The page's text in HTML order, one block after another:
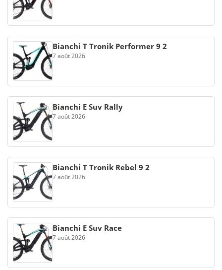
Bianchi T Tronik Performer 9 2
7 août 2026
Bianchi E Suv Rally
7 août 2026
Bianchi T Tronik Rebel 9 2
7 août 2026
Bianchi E Suv Race
7 août 2026